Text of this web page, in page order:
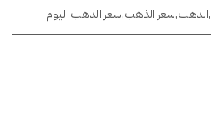
,الذهب,سعر الذهب,سعر الذهب اليوم